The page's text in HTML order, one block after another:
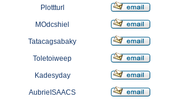
Plottturl
MOdcshiel
Tatacagsabaky
Toletoiweep
Kadesyday
AubrieISAACS